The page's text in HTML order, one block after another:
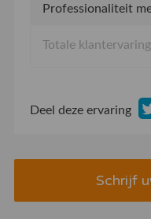
Professionaliteit
Totale klantervaring
Deel deze ervaring
Schrijf